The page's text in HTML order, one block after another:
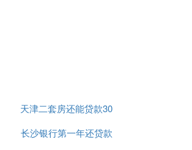
天津二套房还能贷款30
年么
长沙银行第一年还贷款